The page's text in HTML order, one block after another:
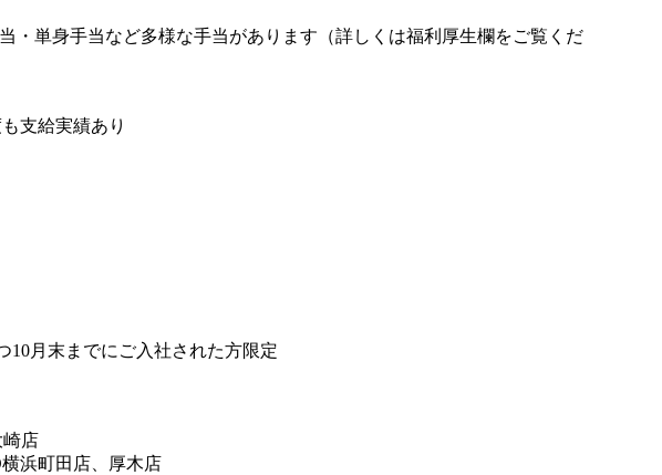
・単身手当など多様な手当があります（詳しくは福利厚生欄をご覧くだ
支給実績あり
10月末までにご入社された方限定
店
浜町田店、厚木店